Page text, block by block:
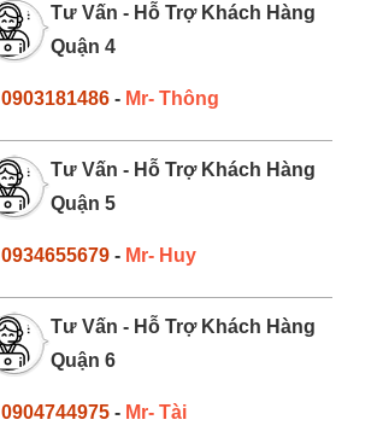
Tư Vấn - Hỗ Trợ Khách Hàng
Quận 4
0903181486- Mr- Thông
Tư Vấn - Hỗ Trợ Khách Hàng
Quận 5
0934655679- Mr- Huy
Tư Vấn - Hỗ Trợ Khách Hàng
Quận 6
0904744975- Mr- Tài